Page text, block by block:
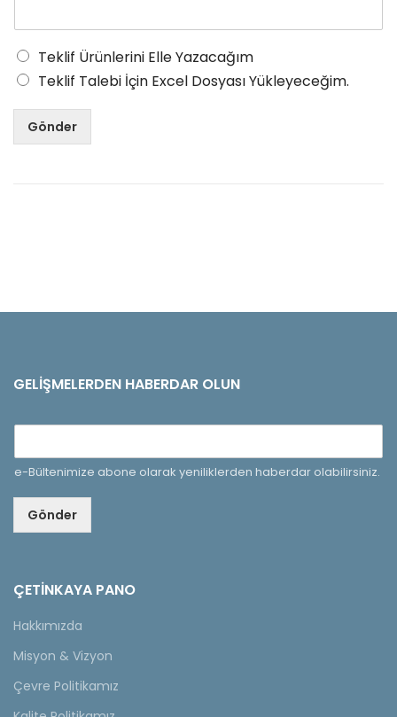
Teklif Ürünlerini Elle Yazacağım
Teklif Talebi İçin Excel Dosyası Yükleyeceğim.
Gönder
GELIŞMELERDEN HABERDAR OLUN
e-Bültenimize abone olarak yeniliklerden haberdar olabilirsiniz.
Gönder
ÇETINKAYA PANO
Hakkımızda
Misyon & Vizyon
Çevre Politikamız